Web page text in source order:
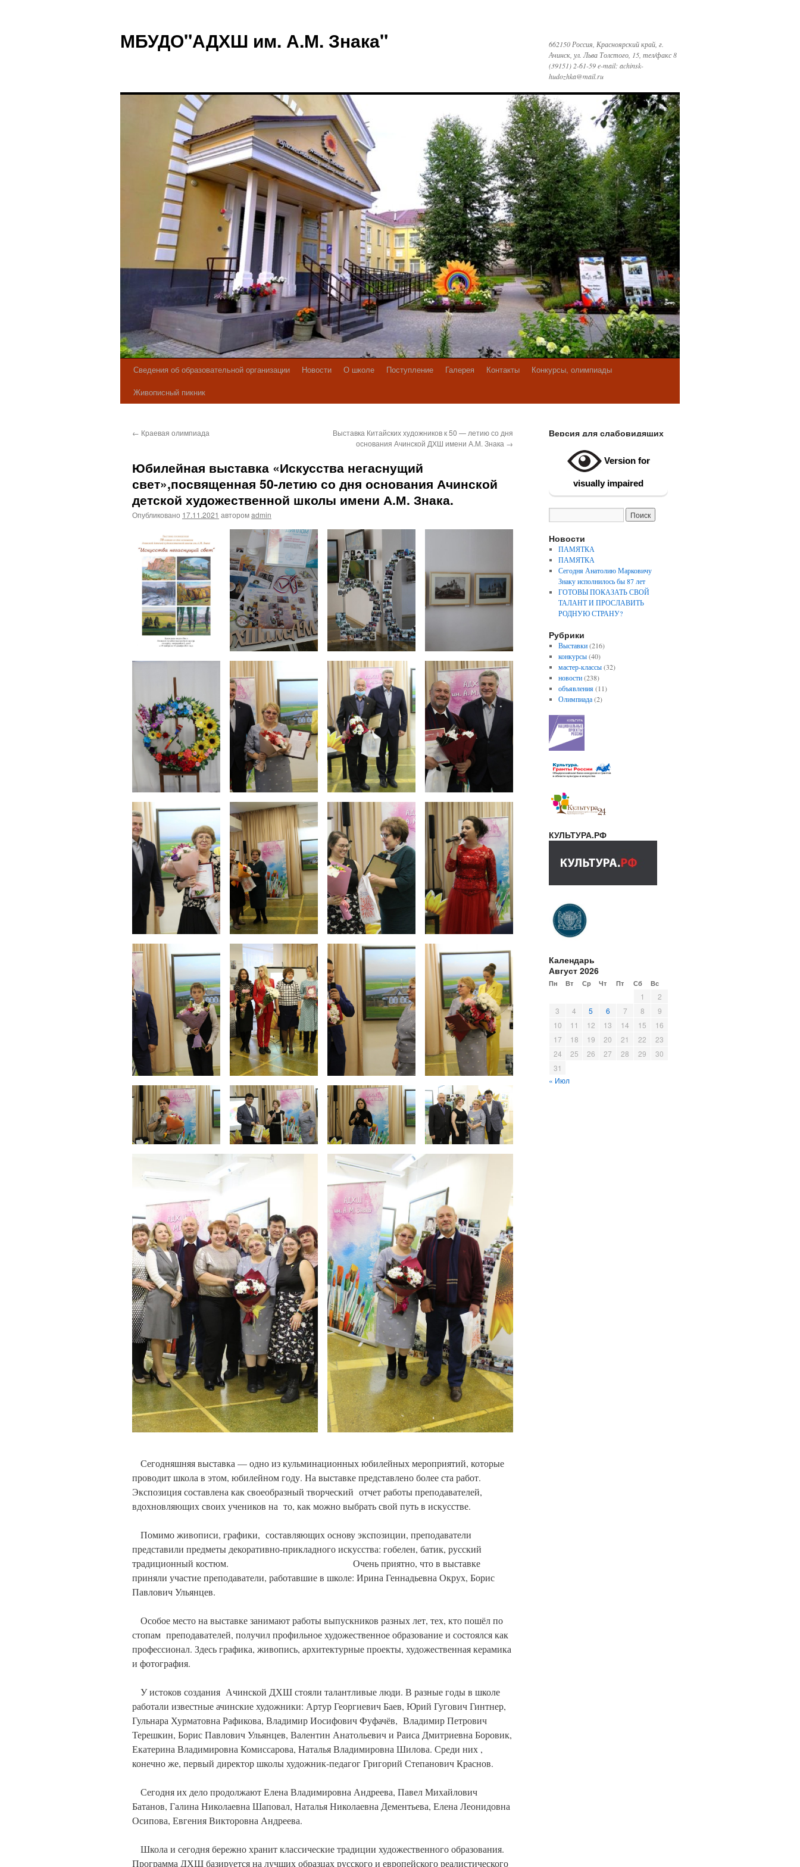
содержимому
МБУДО"АДХШ им. А.М. Знака"
662150 Россия, Красноярский край, г.
Ачинск, ул. Льва Толстого, 15, тел/факс 8
(39151) 2-61-59 e-mail: achinsk-
hudozhka@mail.ru
Сведения об образовательной организации Новости О школе Поступление Галерея Контакты
Конкурсы, олимпиады
Живописный пикник
← Краевая олимпиада
Выставка Китайских художников к 50 — летию со дня
основания Ачинской ДХШ имени А.М. Знака →
Юбилейная выставка «Искусства негаснущий
свет»,посвященная 50-летию со дня основания Ачинской
детской художественной школы имени А.М. Знака.
Опубликовано 17.11.2021 авторомadmin
Сегодняшняя выставка — одно из кульминационных юбилейных мероприятий, которые
проводит школа в этом, юбилейном году. На выставке представлено более ста работ.
Экспозиция составлена как своеобразный творческий отчет работы преподавателей,
вдохновляющих своих учеников на то, как можно выбрать свой путь в искусстве.
Помимо живописи, графики, составляющих основу экспозиции, преподаватели
представили предметы декоративно-прикладного искусства: гобелен, батик, русский
традиционный костюм. Очень приятно, что в выставке
приняли участие преподаватели, работавшие в школе: Ирина Геннадьевна Окрух, Борис
Павлович Ульянцев.
Особое место на выставке занимают работы выпускников разных лет, тех, кто пошёл по
стопам преподавателей, получил профильное художественное образование и состоялся как
профессионал. Здесь графика, живопись, архитектурные проекты, художественная керамика
и фотография.
У истоков создания Ачинской ДХШ стояли талантливые люди. В разные годы в школе
работали известные ачинские художники: Артур Георгиевич Баев, Юрий Гугович Гинтнер,
Гульнара Хурматовна Рафикова, Владимир Иосифович Фуфачёв, Владимир Петрович
Терешкин, Борис Павлович Ульянцев, Валентин Анатольевич и Раиса Дмитриевна Боровик,
Екатерина Владимировна Комиссарова, Наталья Владимировна Шилова. Среди них ,
конечно же, первый директор школы художник-педагог Григорий Степанович Краснов.
Сегодня их дело продолжают Елена Владимировна Андреева, Павел Михайлович
Батанов, Галина Николаевна Шаповал, Наталья Николаевна Дементьева, Елена Леонидовна
Осипова, Евгения Викторовна Андреева.
Школа и сегодня бережно хранит классические традиции художественного образования.
Программа ДХШ базируется на лучших образцах русского и европейского реалистического
Версия для слабовидящих
Version for
visually impaired
Новости
ПАМЯТКА
ПАМЯТКА
Сегодня Анатолию Марковичу
Знаку исполнилось бы 87 лет
ГОТОВЫ ПОКАЗАТЬ СВОЙ
ТАЛАНТ И ПРОСЛАВИТЬ
РОДНУЮ СТРАНУ?
Рубрики
Выставки(216)
конкурсы(40)
мастер-классы(32)
новости(238)
объявления(11)
Олимпиада(2)
КУЛЬТУРА.РФ
Календарь
Август 2026
Пн Вт Ср Чт Пт Сб Вс
1
2
3
4 5 6 7 8
9
10
11 12 13 14 15
16
17
18 19 20 21 22
23
24
25 26 27 28 29
30
31
« Июл